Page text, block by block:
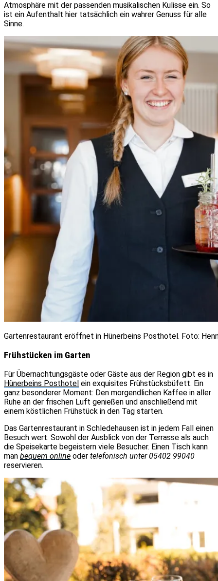
Atmosphäre mit der passenden musikalischen Kulisse ein. So
ist ein Aufenthalt hier tatsächlich ein wahrer Genuss für alle
Sinne.
Gartenrestaurant eröffnet in Hünerbeins Posthotel. Foto:
Frühstücken im Garten
Für Übernachtungsgäste oder Gäste aus der Region gibt es in
Hünerbeins Posthotel ein exquisites Frühstücksbüfett. Ein
ganz besonderer Moment: Den morgendlichen Kaffee in aller
Ruhe an der frischen Luft genießen und anschließend mit
einem köstlichen Frühstück in den Tag starten.
Das Gartenrestaurant in Schledehausen ist in jedem Fall einen
Besuch wert. Sowohl der Ausblick von der Terrasse als auch
die Speisekarte begeistern viele Besucher. Einen Tisch kann
man bequem online oder telefonisch unter 05402 99040
reservieren.